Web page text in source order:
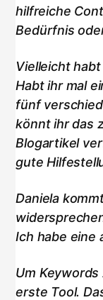
hilfreiche
Bedürfnis
Vielleicht
Habt ihr mal
fünf
könnt ihr das
Blogartikel
gute
Daniela
Ich habe eine
Um
erste Tool.